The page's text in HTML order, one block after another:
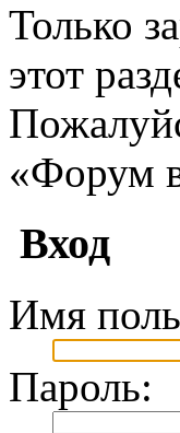
Только
этот
«Форум
Вход
Имя
Пароль: